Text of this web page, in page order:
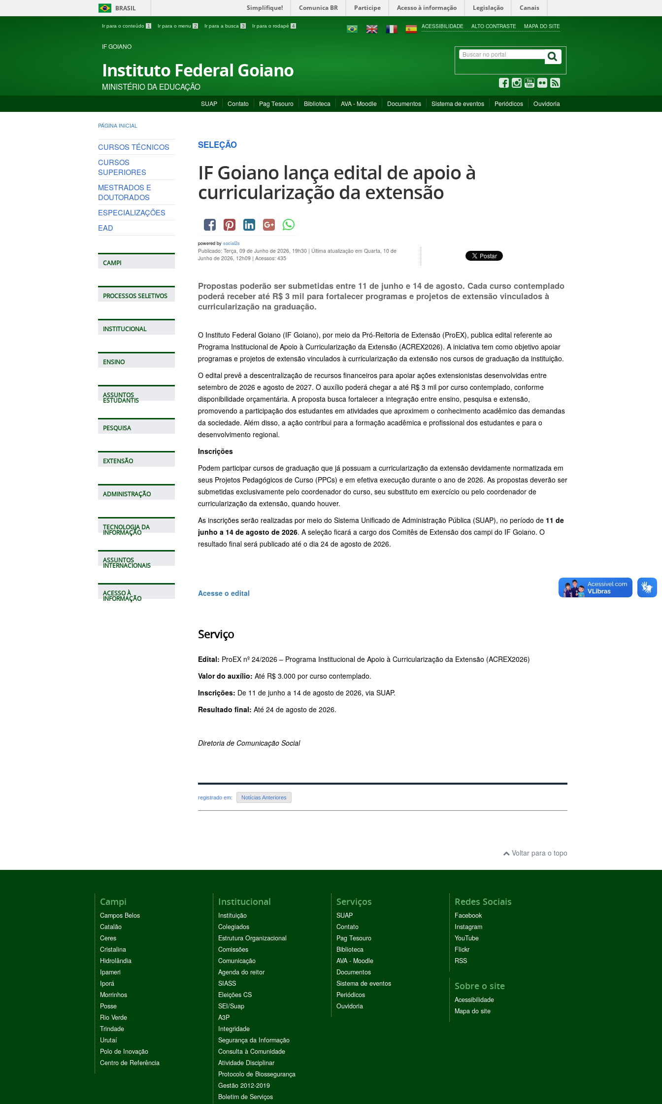
BRASIL Simplifique! Comunica BR Participe Acesso à informação Legislação Canais
Ir para o conteúdo 1 Ir para o menu 2 Ir para a busca 3 Ir para o rodapé 4 ACESSIBILIDADE ALTO CONTRASTE MAPA DO SITE
IF GOIANO
Instituto Federal Goiano
MINISTÉRIO DA EDUCAÇÃO
SUAP Contato Pag Tesouro Biblioteca AVA - Moodle Documentos Sistema de eventos Periódicos Ouvidoria
PÁGINA INICIAL
CURSOS TÉCNICOS
CURSOS
SUPERIORES
MESTRADOS E
DOUTORADOS
ESPECIALIZAÇÕES
EAD
CAMPI
PROCESSOS SELETIVOS
INSTITUCIONAL
ENSINO
ASSUNTOS
ESTUDANTIS
PESQUISA
EXTENSÃO
ADMINISTRAÇÃO
TECNOLOGIA DA
INFORMAÇÃO
ASSUNTOS
INTERNACIONAIS
ACESSO À
INFORMAÇÃO
SELEÇÃO
IF Goiano lança edital de apoio à
curricularização da extensão
powered by social2s
Publicado: Terça, 09 de Junho de 2026, 19h30 | Última atualização em Quarta, 10 de
Junho de 2026, 12h09 | Acessos: 435
Propostas poderão ser submetidas entre 11 de junho e 14 de agosto. Cada curso contemplado
poderá receber até R$ 3 mil para fortalecer programas e projetos de extensão vinculados à
curricularização na graduação.
O Instituto Federal Goiano (IF Goiano), por meio da Pró-Reitoria de Extensão (ProEX), publica edital referente ao
Programa Institucional de Apoio à Curricularização da Extensão (ACREX2026). A iniciativa tem como objetivo apoiar
programas e projetos de extensão vinculados à curricularização da extensão nos cursos de graduação da instituição.
O edital prevê a descentralização de recursos financeiros para apoiar ações extensionistas desenvolvidas entre
setembro de 2026 e agosto de 2027. O auxílio poderá chegar a até R$ 3 mil por curso contemplado, conforme
disponibilidade orçamentária. A proposta busca fortalecer a integração entre ensino, pesquisa e extensão,
promovendo a participação dos estudantes em atividades que aproximem o conhecimento acadêmico das demandas
da sociedade. Além disso, a ação contribui para a formação acadêmica e profissional dos estudantes e para o
desenvolvimento regional.
Inscrições
Podem participar cursos de graduação que já possuam a curricularização da extensão devidamente normatizada em
seus Projetos Pedagógicos de Curso (PPCs) e em efetiva execução durante o ano de 2026. As propostas deverão ser
submetidas exclusivamente pelo coordenador do curso, seu substituto em exercício ou pelo coordenador de
curricularização da extensão, quando houver.
As inscrições serão realizadas por meio do Sistema Unificado de Administração Pública (SUAP), no período de 11 de
junho a 14 de agosto de 2026. A seleção ficará a cargo dos Comitês de Extensão dos campi do IF Goiano. O
resultado final será publicado até o dia 24 de agosto de 2026.
Acesse o edital
Serviço
Edital: ProEX nº 24/2026 – Programa Institucional de Apoio à Curricularização da Extensão (ACREX2026)
Valor do auxílio: Até R$ 3.000 por curso contemplado.
Inscrições: De 11 de junho a 14 de agosto de 2026, via SUAP.
Resultado final: Até 24 de agosto de 2026.
Diretoria de Comunicação Social
registrado em: Notícias Anteriores
Voltar para o topo
Campi
Campos Belos
Catalão
Ceres
Cristalina
Hidrolândia
Ipameri
Iporá
Morrinhos
Posse
Rio Verde
Trindade
Urutaí
Polo de Inovação
Centro de Referência
Institucional
Instituição
Colegiados
Estrutura Organizacional
Comissões
Comunicação
Agenda do reitor
SIASS
Eleições CS
SEI/Suap
A3P
Integridade
Segurança da Informação
Consulta à Comunidade
Atividade Disciplinar
Protocolo de Biossegurança
Gestão 2012-2019
Boletim de Serviços
Serviços
SUAP
Contato
Pag Tesouro
Biblioteca
AVA - Moodle
Documentos
Sistema de eventos
Periódicos
Ouvidoria
Redes Sociais
Facebook
Instagram
YouTube
Flickr
RSS
Sobre o site
Acessibilidade
Mapa do site